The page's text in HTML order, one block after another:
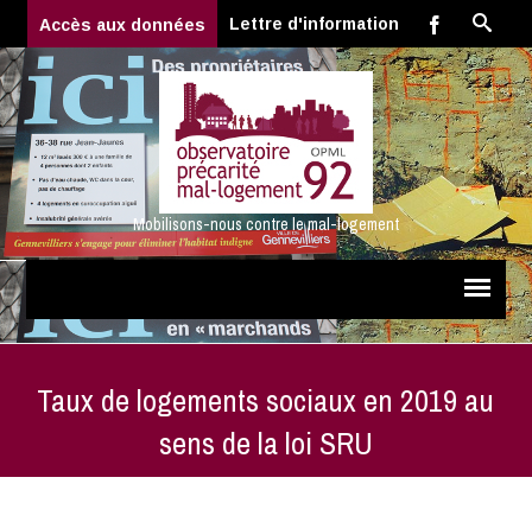
Accès aux données Lettre d'information
Mobilisons-nous contre le mal-logement
Taux de logements sociaux en 2019 au
sens de la loi SRU